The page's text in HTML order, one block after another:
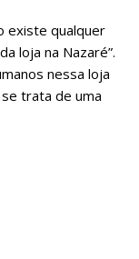
existe qualquer
loja na Nazaré”.
nessa loja
trata de uma